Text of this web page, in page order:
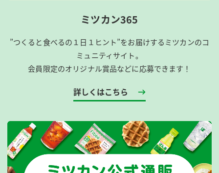
ミツカン365
”つくると食べるの１日１ヒント”をお届けするミツカンのコ
ミュニティサイト。
会員限定のオリジナル賞品などに応募できます！
詳しくはこちら